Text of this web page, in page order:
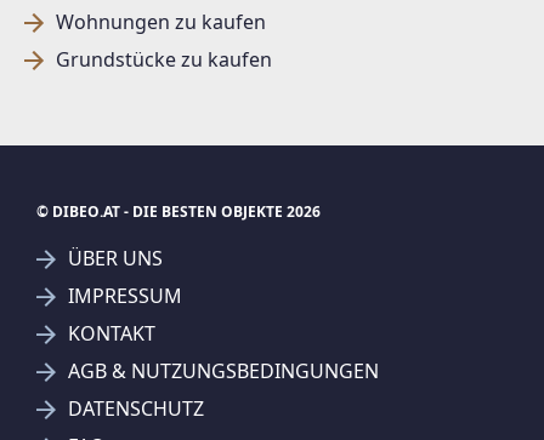
Wohnungen zu kaufen
Grundstücke zu kaufen
SUCHAGENT ANLEGEN FÜR DIE
AKTUELLEN SUCHKRITERIEN
© DIBEO.AT - DIE BESTEN OBJEKTE 2026
ÜBER UNS
IMPRESSUM
KONTAKT
AGB & NUTZUNGSBEDINGUNGEN
DATENSCHUTZ